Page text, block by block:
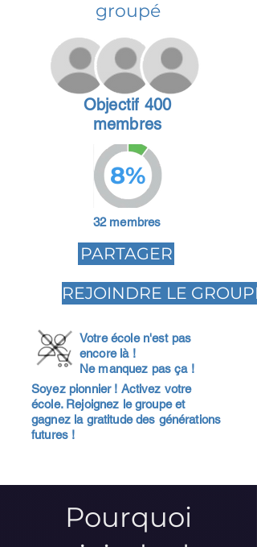
groupé
Objectif 400
membres
8%
32 membres
PARTAGER
REJOINDRE LE GROUPE
Votre école n'est pas
encore là !
Ne manquez pas ça !
Soyez pionnier ! Activez votre
école. Rejoignez le groupe et
gagnez la gratitude des générations
futures !
Pourquoi